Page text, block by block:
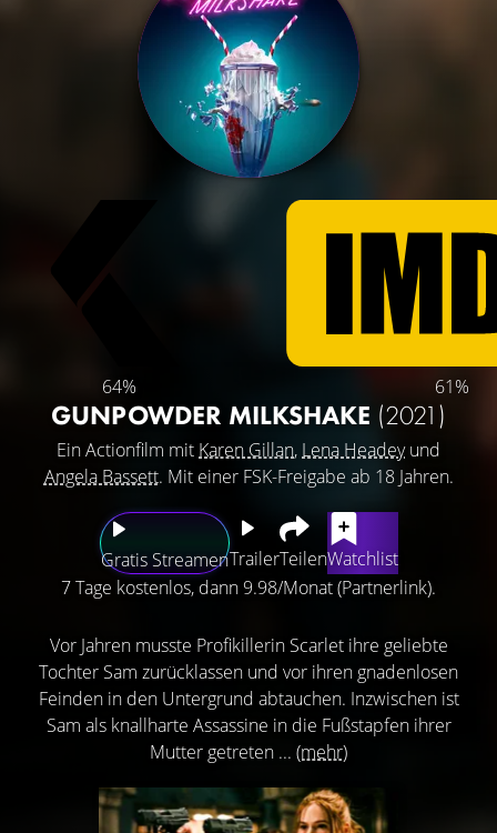
64% 61%
GUNPOWDER MILKSHAKE (2021)
Ein Actionfilm mit Karen Gillan, Lena Headeyund
Angela Bassett. Mit einer FSK-Freigabe ab 18 Jahren.
Gratis StreamenTrailerTeilenWatchlist
7 Tage kostenlos, dann 9.98/Monat (Partnerlink).
Vor Jahren musste Profikillerin Scarlet ihre geliebte
Tochter Sam zurücklassen und vor ihren gnadenlosen
Feinden in den Untergrund abtauchen. Inzwischen ist
Sam als knallharte Assassine in die Fußstapfen ihrer
Mutter getreten ... (mehr)